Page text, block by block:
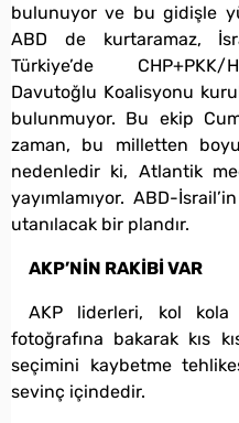
bulunuyor ve bu gidişle
ABD de kurtaramaz,
Türkiye’de CHP+PKK/
Davutoğlu Koalisyonu
bulunmuyor. Bu ekip
zaman, bu milletten
nedenledir ki, Atlantik
yayımlamıyor. ABD-
utanılacak bir plandır.
AKP’NİN RAKİBİ VAR
AKP liderleri, kol kola
fotoğrafına bakarak kıs
seçimini kaybetme
sevinç içindedir.